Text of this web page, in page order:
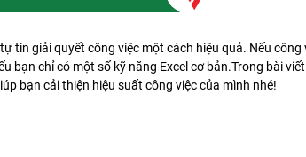
tin giải quyết công việc một cách hiệu quả. Nếu công
bạn chỉ có một số kỹ năng Excel cơ bản.Trong bài
bạn cải thiện hiệu suất công việc của mình nhé!